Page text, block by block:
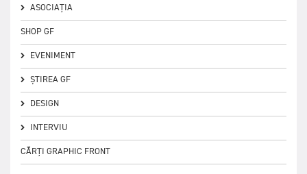
ASOCIAȚIA
SHOP GF
EVENIMENT
ȘTIREA GF
DESIGN
INTERVIU
CĂRȚI GRAPHIC FRONT